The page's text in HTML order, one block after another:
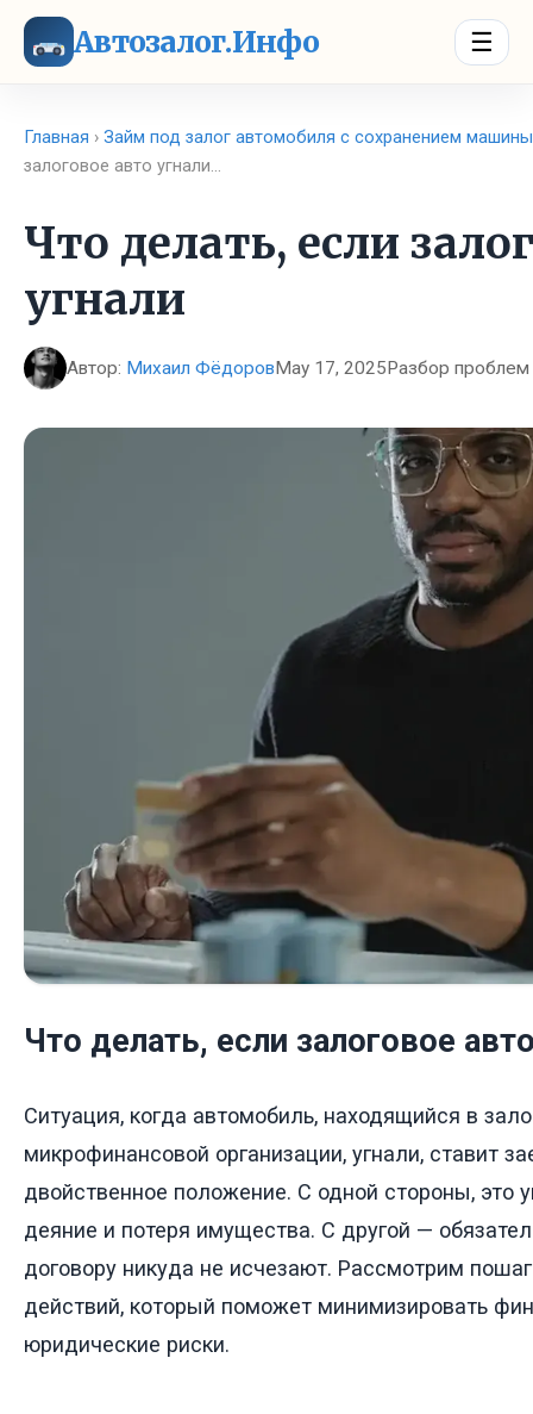
Автозалог.Инфо ☰
Главная › Займ под залог автомобиля с сохранением машины
залоговое авто угнали…
Что делать, если
угнали
Автор: Михаил ФёдоровMay 17, 2025Разбор проблем
Что делать, если залоговое
Ситуация, когда автомобиль, находящийся в
микрофинансовой организации, угнали, ставит
двойственное положение. С одной стороны, это
деяние и потеря имущества. С другой —
договору никуда не исчезают. Рассмотрим
действий, который поможет минимизировать
юридические риски.